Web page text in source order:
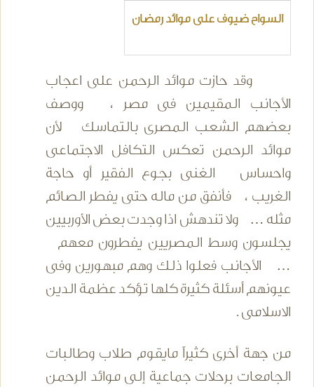
السواح ضيوف على موائد رمضان
وقد حازت موائد الرحمن على اعجاب
الأجانب المقيمين فى مصر ، ووصف
بعضهم الشعب المصرى بالتماسك لأن
موائد الرحمن تعكس التكافل الاجتماعى
واحساس الغنى بجوع الفقير أو حاجة
الغريب ، فأنفق من ماله حتى يفطر الصائم
مثله … ولا تندهش اذا وجدت بعض الأوربيين
يجلسون وسط المصريين يفطرون معهم
… الأجانب فعلوا ذلك وهم مبهورين وفى
عيونهم أسئلة كثيرة كلها تؤكد عظمة الدين
الاسلامى .
من جهة أخرى كثيراً مايقوم طلاب وطالبات
الجامعات برحلات جماعية إلى موائد الرحمن